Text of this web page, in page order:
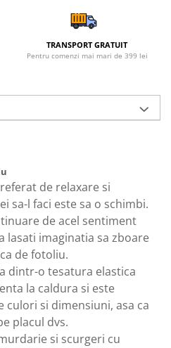
TRANSPORT GRATUIT
Pentru comenzi mai mari de 399 lei
de relaxare si
sa-l faci este sa o schimbi.
de acel sentiment
lasati imaginatia sa zboare
de fotoliu.
dintr-o tesatura elastica
la caldura si este
si dimensiuni, asa ca
placul dvs.
si scurgeri cu